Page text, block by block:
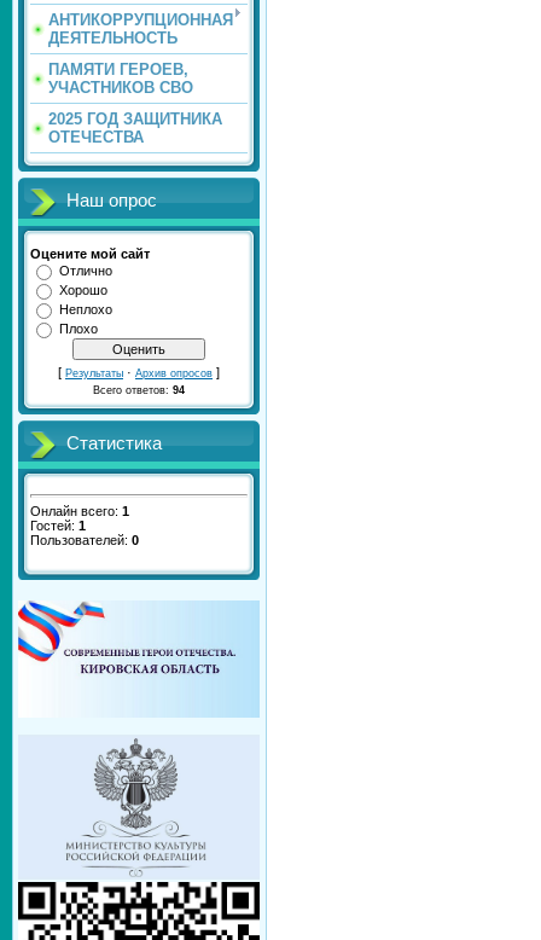
АНТИКОРРУПЦИОННАЯ
ДЕЯТЕЛЬНОСТЬ
ПАМЯТИ ГЕРОЕВ,
УЧАСТНИКОВ СВО
2025 ГОД ЗАЩИТНИКА
ОТЕЧЕСТВА
Наш опрос
Оцените мой сайт
Отлично
Хорошо
Неплохо
Плохо
[ Результаты · Архив опросов ]
Всего ответов: 94
Статистика
Онлайн всего: 1
Гостей: 1
Пользователей: 0